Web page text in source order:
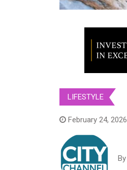
LIFESTYLE
February 24, 2026
By